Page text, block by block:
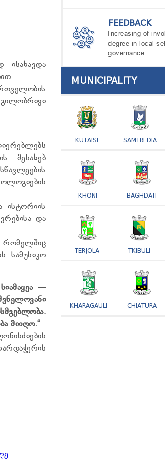
ისახავდა
შესახებ
ისტორიის
და
სამუსიკო
—
მიიღო.“
FEEDBACK
Increasing of
degree in local
governance...
MUNICIPALITY
KUTAISI SAMTREDIA
KHONI BAGHDATI
TERJOLA TKIBULI
KHARAGAULI CHIATURA